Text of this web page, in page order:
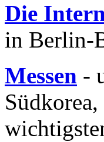
Die
in Berlin-
Messen -